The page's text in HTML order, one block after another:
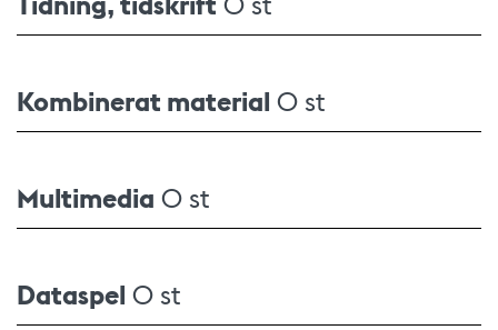
Kombinerat material 0 st
Multimedia 0 st
Dataspel 0 st